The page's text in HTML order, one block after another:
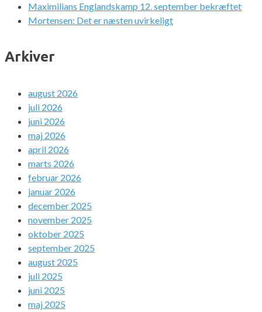
Maximilians Englandskamp 12. september bekræftet
Mortensen: Det er næsten uvirkeligt
Arkiver
august 2026
juli 2026
juni 2026
maj 2026
april 2026
marts 2026
februar 2026
januar 2026
december 2025
november 2025
oktober 2025
september 2025
august 2025
juli 2025
juni 2025
maj 2025